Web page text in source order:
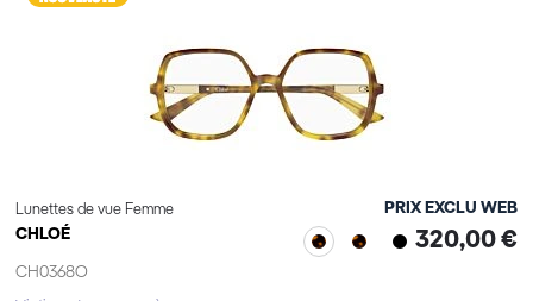
Lunettes de vue Femme
CHLOÉ
CH0368O
PRIX EXCLU WEB
320,00 €